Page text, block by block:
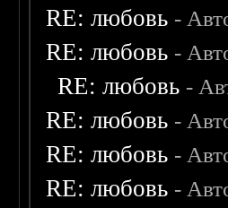
RE: любовь -
RE: любовь -
RE: любовь -
RE: любовь -
RE: любовь -
RE: любовь -